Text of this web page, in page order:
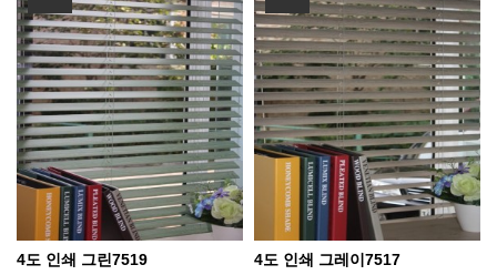
4도 인쇄 그린7519 4도 인쇄 그레이7517